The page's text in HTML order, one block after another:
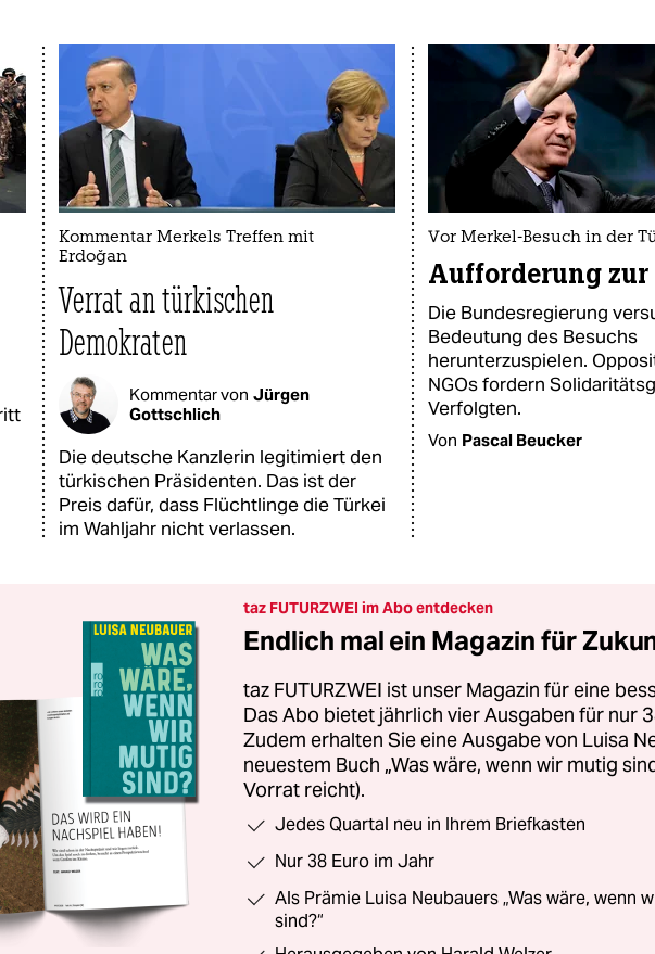
Kommentar Merkels Treffen mit
Erdoğan
Verrat an türkischen
Demokraten
Kommentar von Jürgen
Gottschlich
Die deutsche Kanzlerin legitimiert den
türkischen Präsidenten. Das ist der
Preis dafür, dass Flüchtlinge die Türkei
im Wahljahr nicht verlassen.
Vor Merkel-Besuch in der
Aufforderung
Die Bundesregierung
Bedeutung des Besuchs
herunterzuspielen.
NGOs fordern
Verfolgten.
Von Pascal Beucker
taz FUTURZWEI im Abo entdecken
Endlich mal ein Magazin für
taz FUTURZWEI ist unser Magazin für eine
Das Abo bietet jährlich vier Ausgaben für nur
Zudem erhalten Sie eine Ausgabe von Luisa
neuestem Buch „Was wäre, wenn wir mutig
Vorrat reicht).
Jedes Quartal neu in Ihrem Briefkasten
Nur 38 Euro im Jahr
Als Prämie Luisa Neubauers „Was wäre, wenn
sind?“